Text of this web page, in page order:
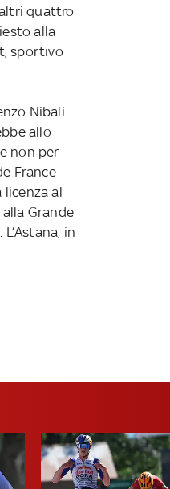
quattro
alla
sportivo
Nibali
allo
non per
France
licenza al
Grande
in